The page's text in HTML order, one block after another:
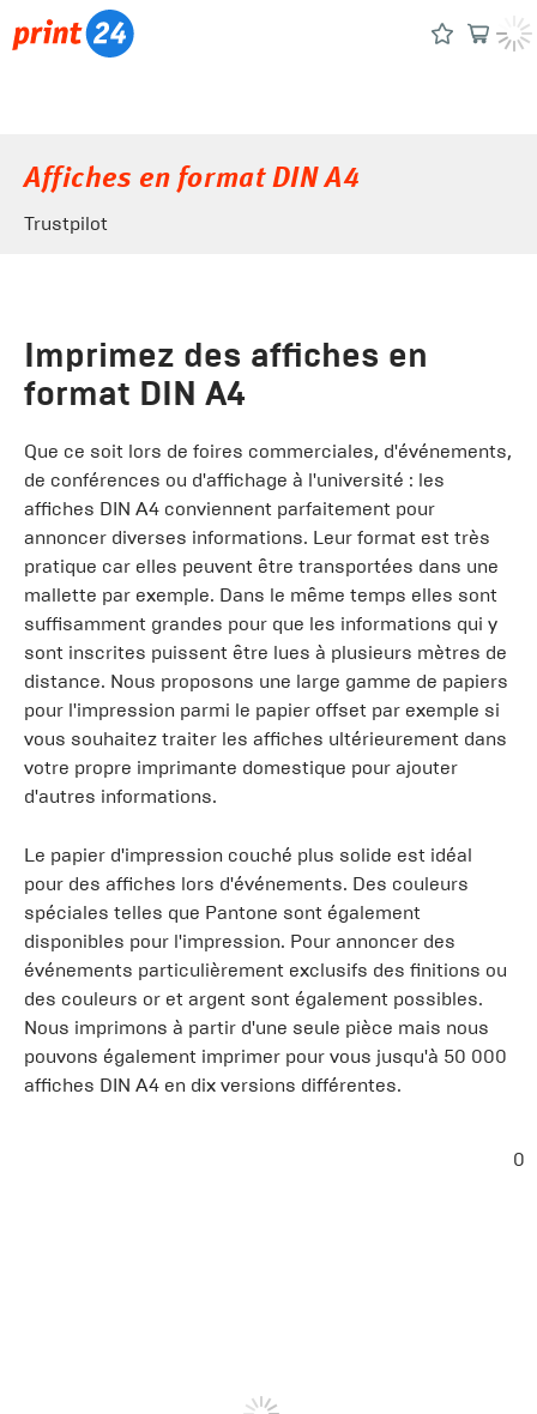
Affiches en format DIN A4
Trustpilot
Imprimez des affiches en
format DIN A4
Que ce soit lors de foires commerciales, d'événements,
de conférences ou d'affichage à l'université : les
affiches DIN A4 conviennent parfaitement pour
annoncer diverses informations. Leur format est très
pratique car elles peuvent être transportées dans une
mallette par exemple. Dans le même temps elles sont
suffisamment grandes pour que les informations qui y
sont inscrites puissent être lues à plusieurs mètres de
distance. Nous proposons une large gamme de papiers
pour l'impression parmi le papier offset par exemple si
vous souhaitez traiter les affiches ultérieurement dans
votre propre imprimante domestique pour ajouter
d'autres informations.
Le papier d'impression couché plus solide est idéal
pour des affiches lors d'événements. Des couleurs
spéciales telles que Pantone sont également
disponibles pour l'impression. Pour annoncer des
événements particulièrement exclusifs des finitions ou
des couleurs or et argent sont également possibles.
Nous imprimons à partir d'une seule pièce mais nous
pouvons également imprimer pour vous jusqu'à 50 000
affiches DIN A4 en dix versions différentes.
0